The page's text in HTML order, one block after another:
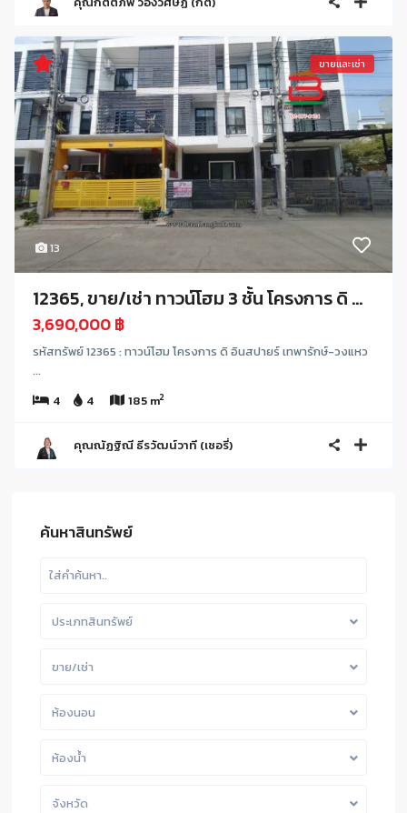
13
ขายและเช่า
12365, ขาย/เช่า ทาวน์โฮม 3 ชั้น โครงการ ดิ ...
3,690,000 ฿
รหัสทรัพย์ 12365 : ทาวน์โฮม โครงการ ดิ อินสปายร์ เทพารักษ์-วงแหว
...
4
4 185 m2
คุณณัฏฐิณี ธีรวัฒน์วาที (เชอรี่)
ค้นหาสินทรัพย์
ประเภทสินทรัพย์
ขาย/เช่า
ห้องนอน
ห้องน้ำ
จังหวัด